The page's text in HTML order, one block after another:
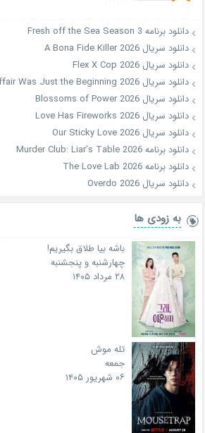
دانلود برنامه Fresh off the Sea Season 3
دانلود سریال A Bona Fide Killer 2026
دانلود سریال Flex X Cop 2026
دانلود سریال The Affair Was Just the Beginning 2026
دانلود سریال Blossoms of Power 2026
دانلود سریال Love Has Fireworks 2026
دانلود سریال Our Sticky Love 2026
دانلود برنامه Murder Club: Liar’s Table 2026
دانلود برنامه The Love Lab 2026
دانلود سریال Overdo 2026
به زودی ها
باشه بیا طلاق بگیریم!
چهارشنبه و پنجشنبه
۲۸ مرداد ۱۴۰۵
تله موش
جمعه
۰۶ شهریور ۱۴۰۵